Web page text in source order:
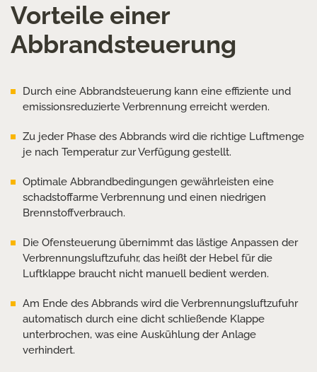
Vorteile einer
Abbrandsteuerung
Durch eine Abbrandsteuerung kann eine effiziente und
emissionsreduzierte Verbrennung erreicht werden.
Zu jeder Phase des Abbrands wird die richtige Luftmenge
je nach Temperatur zur Verfügung gestellt.
Optimale Abbrandbedingungen gewährleisten eine
schadstoffarme Verbrennung und einen niedrigen
Brennstoffverbrauch.
Die Ofensteuerung übernimmt das lästige Anpassen der
Verbrennungsluftzufuhr, das heißt der Hebel für die
Luftklappe braucht nicht manuell bedient werden.
Am Ende des Abbrands wird die Verbrennungsluftzufuhr
automatisch durch eine dicht schließende Klappe
unterbrochen, was eine Auskühlung der Anlage
verhindert.